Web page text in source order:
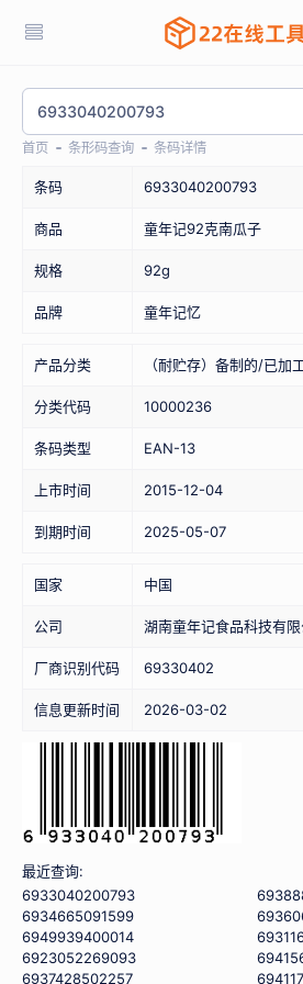
首页 条形码查询 条码详情
条码 6933040200793
商品 童年记92克南瓜子
规格 92g
品牌 童年记忆
产品分类 （耐贮存）备制的/已加
分类代码 10000236
条码类型 EAN-13
上市时间 2015-12-04
到期时间 2025-05-07
国家 中国
公司 湖南童年记食品科技有
厂商识别代码 69330402
信息更新时间 2026-03-02
最近查询:
6933040200793
6934665091599
6949939400014
6923052269093
6937428502257